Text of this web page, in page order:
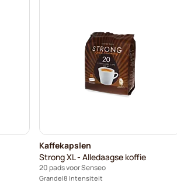
Kaffekapslen
Strong XL - Alledaagse koffie
20 pads voor Senseo
Grande 8 Intensiteit